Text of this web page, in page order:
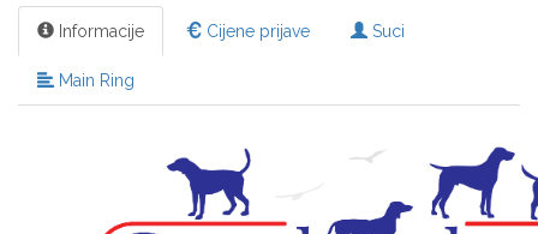
Informacije Cijene prijave Suci
Main Ring